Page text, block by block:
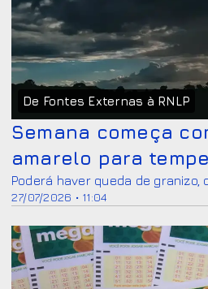
De Fontes Externas à RNLP
27/07/2026 • 11:04
Semana começa
amarelo para
Poderá haver queda de granizo,